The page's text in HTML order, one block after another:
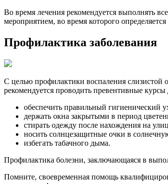
Во время лечения рекомендуется выполнять
мероприятием, во время которого
Профилактика заболевания
С целью профилактики воспаления слизистой
рекомендуется проводить превентивные
обеспечить правильный гигиенический
держать окна закрытыми в период
стирать одежду после нахождения на
носить солнцезащитные очки в
избегать табачного дыма.
Профилактика болезни, заключающаяся в
Помните, своевременная помощь